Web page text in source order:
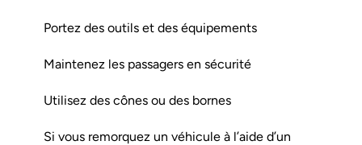
Portez des outils et des équipements
Maintenez les passagers en sécurité
Utilisez des cônes ou des bornes
Si vous remorquez un véhicule à l’aide d’un